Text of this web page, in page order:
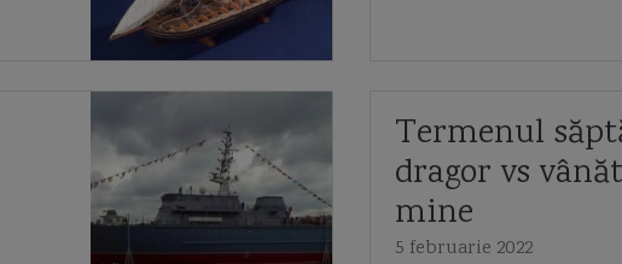
Termenul
dragor vs
mine
5 februarie 2022